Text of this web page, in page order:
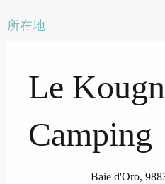
所在地
Le
Camping
Baie d'Oro,